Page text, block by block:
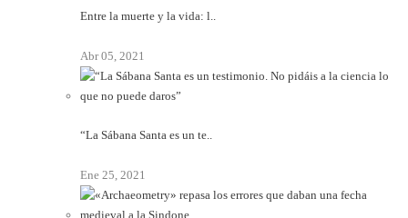
Entre la muerte y la vida: l..
Abr 05, 2021
“La Sábana Santa es un te..
Ene 25, 2021